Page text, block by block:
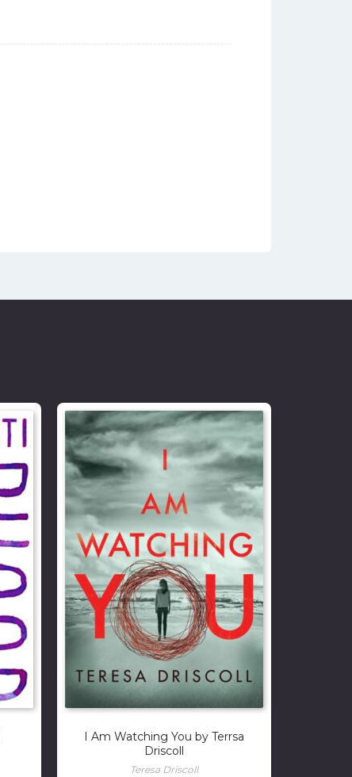
I Am Watching You by Terrsa
Driscoll
Teresa Driscoll